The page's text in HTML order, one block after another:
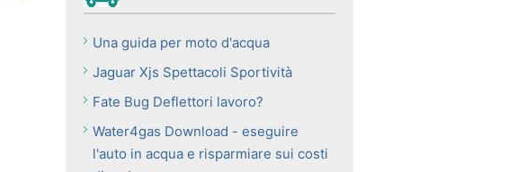
Una guida per moto d'acqua
Jaguar Xjs Spettacoli Sportività
Fate Bug Deflettori lavoro?
Water4gas Download - eseguire
l'auto in acqua e risparmiare sui costi